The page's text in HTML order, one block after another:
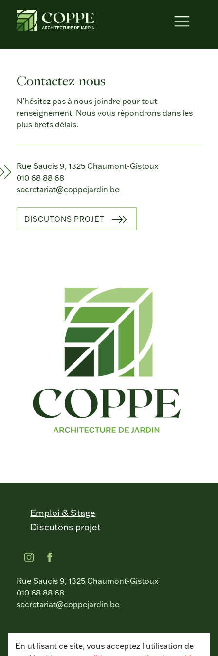
Contactez-nous
N’hésitez pas à nous joindre pour tout
renseignement. Nous vous répondrons dans les
plus brefs délais.
Rue Saucis 9, 1325 Chaumont-Gistoux
010 68 88 68
secretariat@coppejardin.be
DISCUTONS PROJET
Emploi & Stage
Discutons projet
Rue Saucis 9, 1325 Chaumont-Gistoux
010 68 88 68
secretariat@coppejardin.be
En utilisant ce site, vous acceptez l'utilisation de